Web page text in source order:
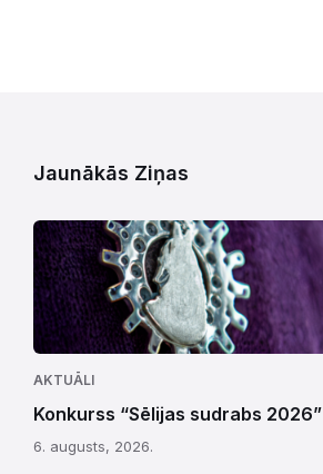
Jaunākās Ziņas
AKTUĀLI
Konkurss “Sēlijas sudrabs 2026”
6. augusts, 2026.